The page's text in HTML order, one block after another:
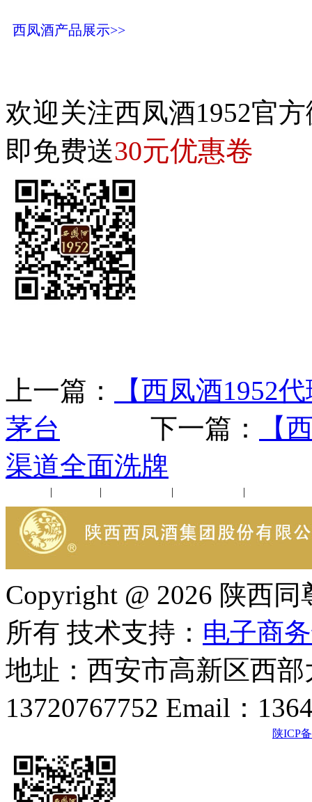
西凤酒产品展示>>
欢迎关注西凤酒1952官
即免费送30元优惠卷
上一篇：
【西凤酒1952
茅台 下一篇：
【
渠道全面洗牌
| | | |
Copyright @ 2026 陕西
所有 技术支持： 电子商
地址：西安市高新区西
13720767752 Email：
陕ICP